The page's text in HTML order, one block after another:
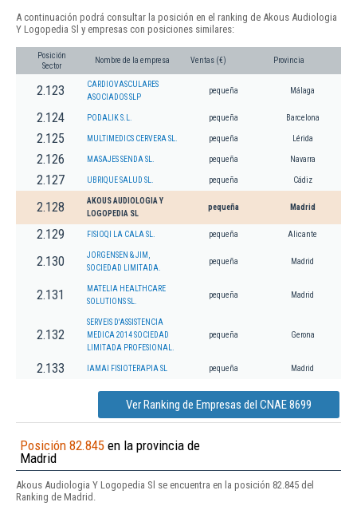
A continuación podrá consultar la posición en el ranking de Akous Audiologia
Y Logopedia Sl y empresas con posiciones similares:
Posición
Sector
Nombre de la empresa Ventas (€) Provincia
2.123
CARDIOVASCULARES
ASOCIADOS SLP
pequeña Málaga
2.124 PODALIK S.L. pequeña Barcelona
2.125 MULTIMEDICS CERVERA SL. pequeña Lérida
2.126 MASAJES SENDA SL. pequeña Navarra
2.127 UBRIQUE SALUD SL. pequeña Cádiz
2.128
AKOUS AUDIOLOGIA Y
LOGOPEDIA SL
pequeña Madrid
2.129 FISIOQI LA CALA SL. pequeña Alicante
2.130
JORGENSEN & JIM,
SOCIEDAD LIMITADA.
pequeña Madrid
2.131
MATELIA HEALTHCARE
SOLUTIONS SL.
pequeña Madrid
2.132
SERVEIS D'ASSISTENCIA
MEDICA 2014 SOCIEDAD
LIMITADA PROFESIONAL.
pequeña Gerona
2.133 IAMAI FISIOTERAPIA SL pequeña Madrid
Ver Ranking de Empresas del CNAE 8699
Posición 82.845 en la provincia de
Madrid
Akous Audiologia Y Logopedia Sl se encuentra en la posición 82.845 del
Ranking de Madrid.